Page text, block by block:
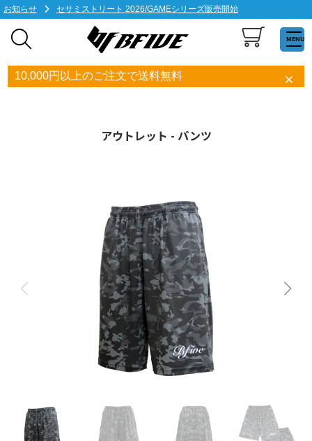
お知らせ セサミストリート 2026/GAMEシリーズ販売開始
MENU
10,000円以上のご注文で送料無料
アウトレット - パンツ